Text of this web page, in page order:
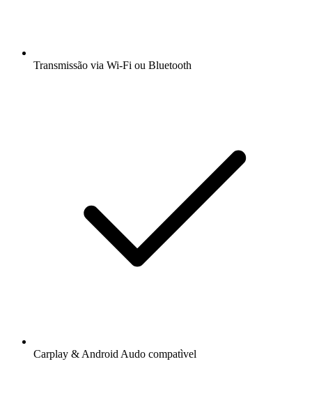
Transmissão via Wi-Fi ou Bluetooth
Carplay & Android Audo compatìvel